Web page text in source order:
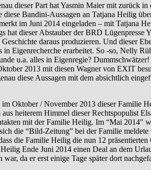
dieser Part hat Yasmin Maier mit zurück
Bandini-Aussagen an Tatjana Heilig
im Juni 2014 eingeladen – mit Tatjana
dieser Abstauber der BRD Lügenpresse
daraus produzieren. Und dieser
Eigenrecherche erarbeitet. So -so, Nelly
u.a. alles in Eigenregie?
2013 mit diesen Wagner von EXIT
diese Aussagen mit dem absichtlich
/ November 2013 dieser Familie
heiterem Himmel dieser Rechtspopulist
mit der Familie Heilig. Im “Mai 2014″
die “Bild-Zeitung” bei der Familie
die Familie Heilig die nun 12 präsentierten
Ende Juni 2014 einen Deal an dem
da er erst einige Tage später dort